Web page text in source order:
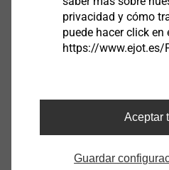
Si necesita rápidamente
póngase en contacto con
asesoramiento profesional
momento. Las muestras
privacidad y cómo
puede hacer click en
https://www.ejot.es/
Aceptar
Guardar